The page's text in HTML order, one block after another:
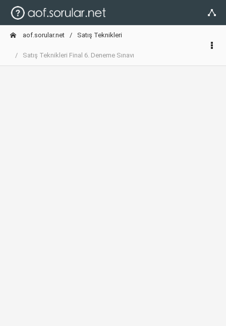
aof.sorular.net Satış Teknikleri
Satış Teknikleri Final 6. Deneme Sınavı